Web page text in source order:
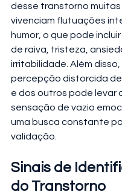
desse transtorno muitas
vivenciam flutuações
humor, o que pode
de raiva, tristeza,
irritabilidade. Além disso,
percepção distorcida de
e dos outros pode levar
sensação de vazio
uma busca constante
validação.
Sinais de
do Transtorno